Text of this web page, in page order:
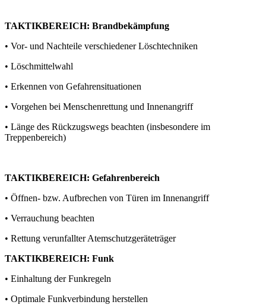
TAKTIKBEREICH: Brandbekämpfung
• Vor- und Nachteile verschiedener Löschtechniken
• Löschmittelwahl
• Erkennen von Gefahrensituationen
• Vorgehen bei Menschenrettung und Innenangriff
• Länge des Rückzugswegs beachten (insbesondere im
Treppenbereich)
TAKTIKBEREICH: Gefahrenbereich
• Öffnen- bzw. Aufbrechen von Türen im Innenangriff
• Verrauchung beachten
• Rettung verunfallter Atemschutzgeräteträger
TAKTIKBEREICH: Funk
• Einhaltung der Funkregeln
• Optimale Funkverbindung herstellen